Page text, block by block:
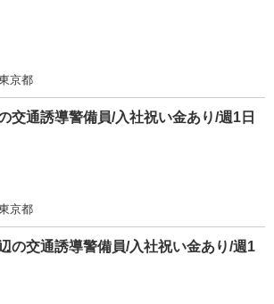
京都
交通誘導警備員/入社祝い金あり/週1日
京都
の交通誘導警備員/入社祝い金あり/週1